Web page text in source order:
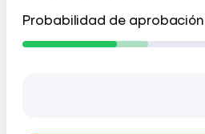
Probabilidad de